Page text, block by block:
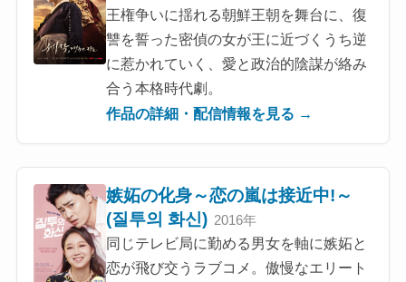
王権争いに揺れる朝鮮王朝を舞台に、復
讐を誓った密偵の女が王に近づくうち逆
に惹かれていく、愛と政治的陰謀が絡み
合う本格時代劇。
作品の詳細・配信情報を見る →
嫉妬の化身～恋の嵐は接近中!～
(질투의 화신) 2016年
同じテレビ局に勤める男女を軸に嫉妬と
恋が飛び交うラブコメ。傲慢なエリート